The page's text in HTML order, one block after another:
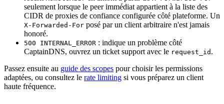
seulement lorsque le peer immédiat appartient à la liste des
CIDR de proxies de confiance configurée côté plateforme. Un
X-Forwarded-For posé par un client arbitraire n'est jamais
honoré.
500 INTERNAL_ERROR : indique un problème côté
CaptainDNS, ouvrez un ticket support avec le request_id .
Passez ensuite au guide des scopes pour choisir les permissions
adaptées, ou consultez le rate limiting si vous préparez un client
haute fréquence.